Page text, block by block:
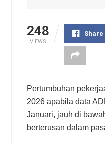
248
VIEWS
Share
Pertumbuhan
2026 apabila data
Januari, jauh di
berterusan dalam